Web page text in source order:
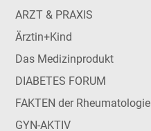
ARZT & PRAXIS
Ärztin+Kind
Das Medizinprodukt
DIABETES FORUM
FAKTEN der Rheumatologie
GYN-AKTIV